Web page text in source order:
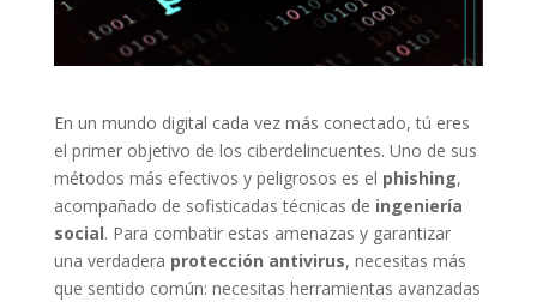
En un mundo digital cada vez más conectado, tú eres
el primer objetivo de los ciberdelincuentes. Uno de sus
métodos más efectivos y peligrosos es el phishing,
acompañado de sofisticadas técnicas de ingeniería
social. Para combatir estas amenazas y garantizar
una verdadera protección antivirus, necesitas más
que sentido común: necesitas herramientas avanzadas